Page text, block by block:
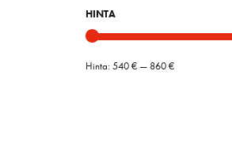
HINTA
Hinta: 540 €— 860 €